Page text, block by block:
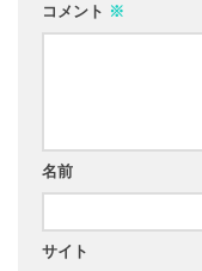
コメント ※
名前
サイト